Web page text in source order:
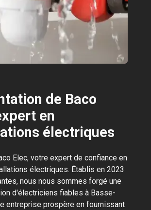
de Baco
en
électriques
Elec, votre expert de confiance en
électriques. Établis en 2023
nous nous sommes forgé une
d'électriciens fiables à Basse-
entreprise prospère en fournissant